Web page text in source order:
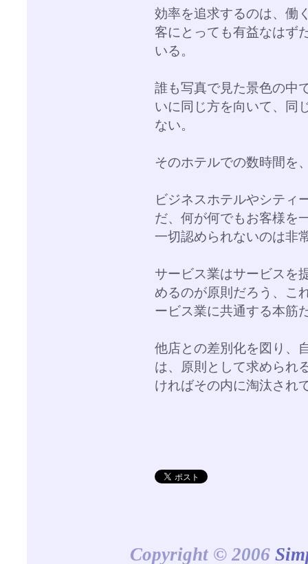
効率を追求するのは、働
客にとっても有益なはず
いる。
誰も写真で見た景色の中
いに同じ方を向いて、同
ない。
そのホテルでの数時間を
ビジネスホテルやシティ
だ、何が何でもお客様を
一切認められないのは非
サービス業はサービスを
めるのが原則だろう、こ
ービス業に共通する本筋
他店との差別化を図り、
は、原則として求められ
ければその内に淘汰され
Copyright © 2006